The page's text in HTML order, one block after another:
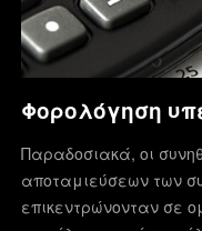
Φορολόγηση
Παραδοσιακά, οι
αποταμιεύσεων των
επικεντρώνονταν σε